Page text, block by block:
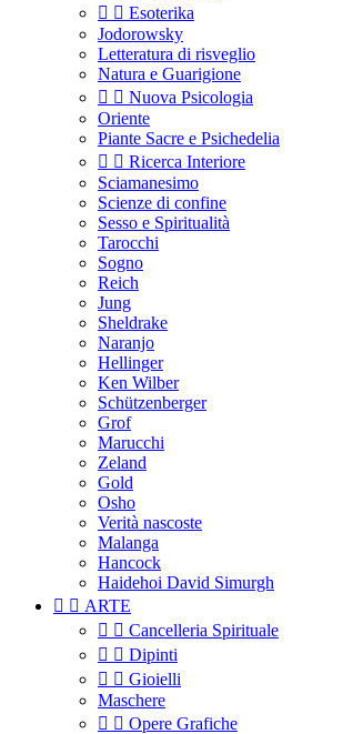
  Esoterika
Jodorowsky
Letteratura di risveglio
Natura e Guarigione
  Nuova Psicologia
Oriente
Piante Sacre e Psichedelia
  Ricerca Interiore
Sciamanesimo
Scienze di confine
Sesso e Spiritualità
Tarocchi
Sogno
Reich
Jung
Sheldrake
Naranjo
Hellinger
Ken Wilber
Schützenberger
Grof
Marucchi
Zeland
Gold
Osho
Verità nascoste
Malanga
Hancock
Haidehoi David Simurgh
  ARTE
  Cancelleria Spirituale
  Dipinti
  Gioielli
Maschere
  Opere Grafiche